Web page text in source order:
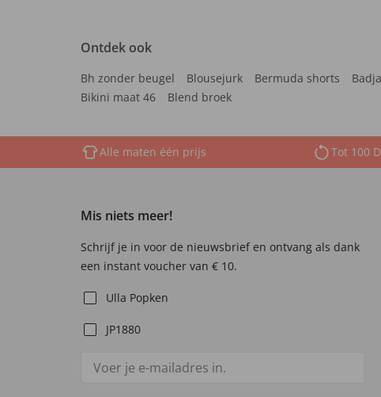
Ontdek ook
Bh zonder beugel Blousejurk Bermuda shorts
Bikini maat 46
Blend broek
Alle maten één prijs Tot 100
Mis niets meer!
Schrijf je in voor de nieuwsbrief en ontvang als dank
een instant voucher van € 10.
Ulla Popken
JP1880